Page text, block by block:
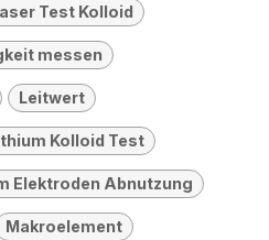
Test Kolloid
messen
Leitwert
Kolloid Test
Elektroden Abnutzung
Makroelement